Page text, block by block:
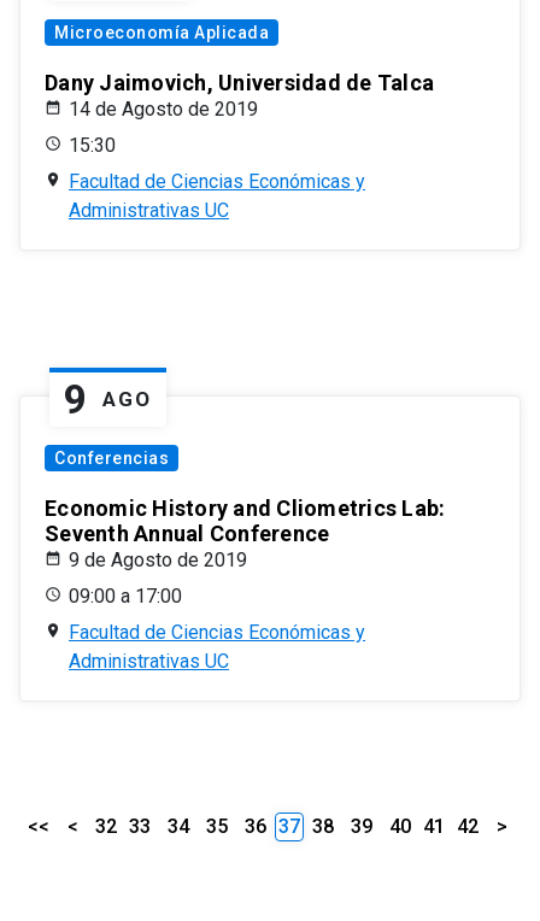
Microeconomía Aplicada
Dany Jaimovich, Universidad de Talca
14 de Agosto de 2019
15:30
Facultad de Ciencias Económicas y
Administrativas UC
9 AGO
Conferencias
Economic History and Cliometrics Lab:
Seventh Annual Conference
9 de Agosto de 2019
09:00 a 17:00
Facultad de Ciencias Económicas y
Administrativas UC
<< < 32 33 34 35 36 37 38 39 40 41 42 >